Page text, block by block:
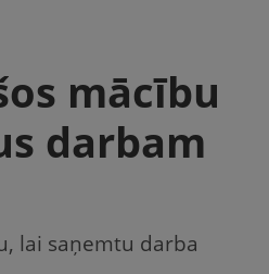
mācību
darbam
lai saņemtu darba